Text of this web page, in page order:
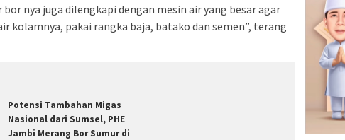
bor nya juga dilengkapi dengan mesin air yang besar agar
kolamnya, pakai rangka baja, batako dan semen”, terang
Potensi Tambahan Migas
Nasional dari Sumsel, PHE
Jambi Merang Bor Sumur di